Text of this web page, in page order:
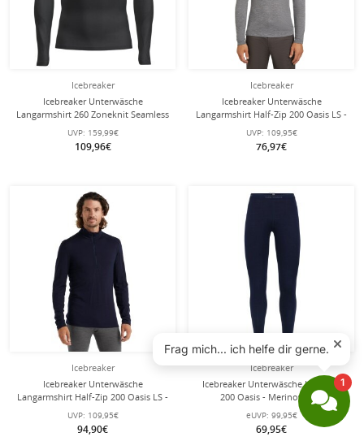
Icebreaker
Icebreaker Unterwäsche
Langarmshirt 260 Zoneknit Seamless
Crewe (Wollmischung,
enganliegend) schwarz Herren
UVP: 159,99€
109,96€
Icebreaker
Icebreaker Unterwäsche
Langarmshirt Half-Zip 200 Oasis LS -
Merinowolle, enganliegend - grau
Herren
UVP: 109,95€
76,97€
Icebreaker
Icebreaker Unterwäsche
Langarmshirt Half-Zip 200 Oasis LS -
Merinowolle, enganliegend -
navyblau Herren
UVP: 109,95€
94,90€
Icebreaker
Icebreaker Unterwäsche Leggings
200 Oasis - Merinowolle,
enganliegend - lang dunkelblau
Damen
eUVP: 99,95€
69,95€